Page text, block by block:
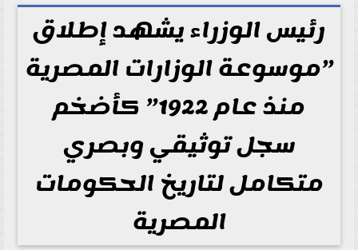
2026-06-16 18:03:12
رئيس الوزراء يشهد إطلاق
”موسوعة الوزارات المصرية
منذ عام 1922” كأضخم
سجل توثيقي وبصري
متكامل لتاريخ الحكومات
المصرية